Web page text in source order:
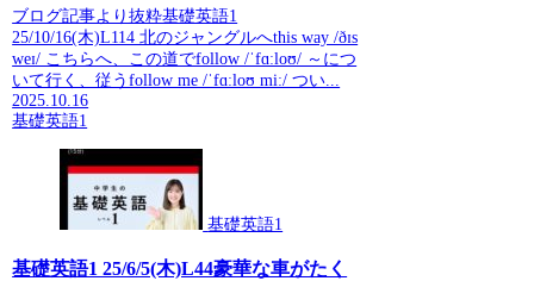
ブログ記事より抜粋基礎英語1
25/10/16(木)L114 北のジャングルへthis way /ðɪs
weɪ/ こちらへ、この道でfollow /ˈfɑːloʊ/ ～につ
いて行く、従うfollow me /ˈfɑːloʊ miː/ つい...
2025.10.16
基礎英語1
基礎英語1
基礎英語1 25/6/5(木)L44豪華な車がたく